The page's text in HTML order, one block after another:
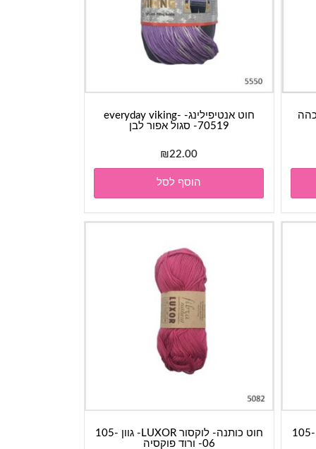
חוט אנטיפילינג- everyday viking-
70519- סגול אפור לבן
₪22.00
הוסף לסל
חוט כותנה- לוקסור LUXOR- גוון 105-
06- ורוד פוקסיה
חוט כותנה- לוקסור LUXOR- גוון 105-